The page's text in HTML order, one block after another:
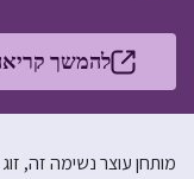
להמשך
מותחן עוצר נשימה זה,